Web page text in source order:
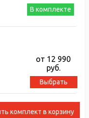
комплект в корзину
В комплекте
от 12 990
руб.
Выбрать